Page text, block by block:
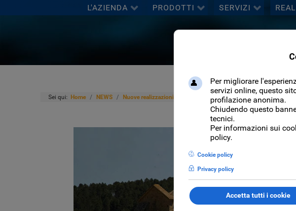
L'AZIENDA PRODOTTI SERVIZI
Sei qui: Home NEWS Nuove realizzazioni Fondazione San Galgano sceglie ticka